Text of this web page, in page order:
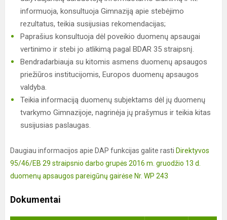
informuoja, konsultuoja Gimnaziją apie stebėjimo
rezultatus, teikia susijusias rekomendacijas;
Paprašius konsultuoja dėl poveikio duomenų apsaugai
vertinimo ir stebi jo atlikimą pagal BDAR 35 straipsnį.
Bendradarbiauja su kitomis asmens duomenų apsaugos
priežiūros institucijomis, Europos duomenų apsaugos
valdyba.
Teikia informaciją duomenų subjektams dėl jų duomenų
tvarkymo Gimnazijoje, nagrinėja jų prašymus ir teikia kitas
susijusias paslaugas.
Daugiau informacijos apie DAP funkcijas galite rasti Direktyvos
95/46/EB 29 straipsnio darbo grupės 2016 m. gruodžio 13 d.
duomenų apsaugos pareigūnų gairėse Nr. WP 243
Dokumentai